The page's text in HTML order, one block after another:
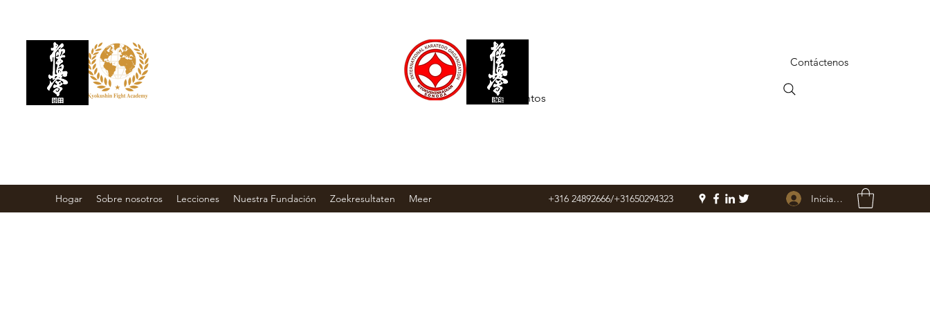
Contáctenos
Ver puntos
Hogar Sobre nosotros Lecciones Nuestra Fundación Zoekresultaten Meer +316 24892666/+31650294323 Iniciar sesión